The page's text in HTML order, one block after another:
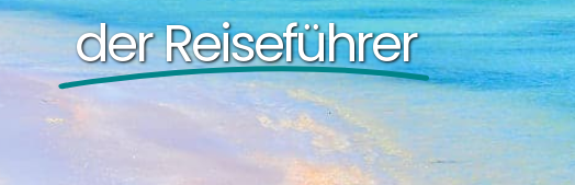
der Reiseführer